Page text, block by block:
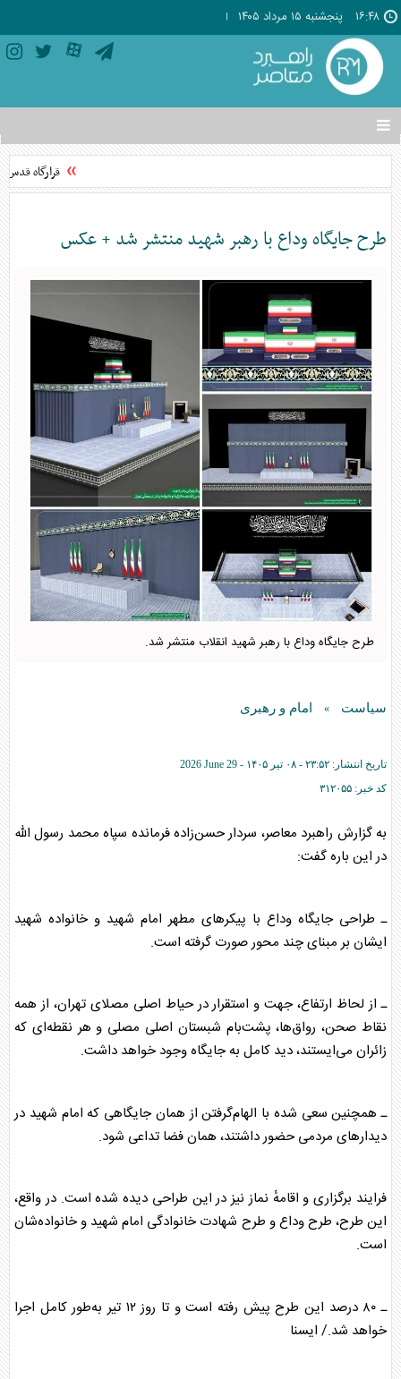
۱۶:۴۸ پنجشنبه ۱۵ مرداد ۱۴۰۵
تغییر
وضعیت
منوی
ها
قرارگاه قدس
طرح جایگاه وداع با رهبر شهید منتشر شد + عکس
طرح جایگاه وداع با رهبر شهید انقلاب منتشر شد.
سیاست » امام و رهبری
تاریخ انتشار: ۲۳:۵۲ - ۰۸ تير ۱۴۰۵ -
2026 June 29
کد خبر: ۳۱۲۰۵۵
به گزارش راهبرد معاصر، سردار حسن‌زاده فرمانده سپاه محمد رسول الله
در این باره گفت:
ـ طراحی جایگاه وداع با پیکر‌های مطهر امام شهید و خانواده شهید
ایشان بر مبنای چند محور صورت گرفته است.
ـ از لحاظ ارتفاع، جهت و استقرار در حیاط اصلی مصلای تهران، از همه
نقاط صحن، رواق‌ها، پشت‌بام شبستان اصلی مصلی و هر نقطه‌ای که
زائران می‌ایستند، دید کامل به جایگاه وجود خواهد داشت.
ـ همچنین سعی شده با الهام‌گرفتن از همان جایگاهی که امام شهید در
دیدار‌های مردمی حضور داشتند، همان فضا تداعی شود.
فرایند برگزاری و اقامهٔ نماز نیز در این طراحی دیده شده است. در واقع،
این طرح، طرح وداع و طرح شهادت خانوادگی امام شهید و خانواده‌شان
است.
ـ ۸۰ درصد این طرح پیش رفته است و تا روز ۱۲ تیر به‌طور کامل اجرا
خواهد شد./ ایسنا